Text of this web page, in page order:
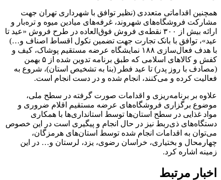
همچنین اقداماتی متعددی (نظیر توافق با شهرداری تهران جهت
مشارکت فروشگاه‌های شهروند، غرفه‌های میادین میوه و تره‌بار و
ارائه بیش از ۳۰۰ نقطه‌ی فروش فوق‌العاده در طرح فروش «عید تا
عید»، توافق با بانک تجارت جهت تضمین نکول اقساط اصناف و…)
با هدف فعال‌سازی ۱۸۸ نمایشگاه عرضه مستقیم پوشاک، کیف و
کفش و کالاهای اسلامی که طبق برنامه تدوین شده از ۵ بهمن
(مصادف با روز پدر) تا عید فطر (بنا به تشخیص استان)، شروع به
فعالیت کرده و می‌کنند، انجام شده و در دست انجام است.
علاوه بر برنامه‌ریزی و اقدامات صورت گرفته در سطح ملی،
موضوع برگزاری فروشگاه‌های عرضه مستقیم اقلام ضروری و
مواد غذایی در سطح استان‌ها توسط استانداری‌ها با همکاری
دستگاه‌های ذی‌ربط نیز در حال انجام و پیگیری است در این خصوص
می‌توان به اقدامات انجام شده توسط استان‌های هرمزگان،
چهارمحال و بختیاری، خراسان رضوی، یزد، لرستان و… در این
زمینه اشاره کرد.
اخبار مرتبط